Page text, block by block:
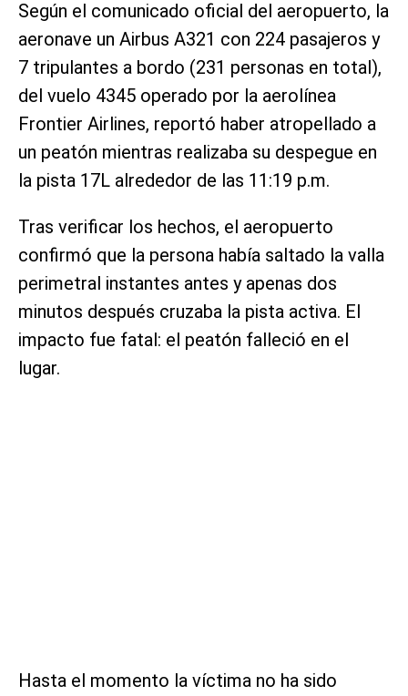
Según el comunicado oficial del aeropuerto, la
aeronave un Airbus A321 con 224 pasajeros y
7 tripulantes a bordo (231 personas en total),
del vuelo 4345 operado por la aerolínea
Frontier Airlines, reportó haber atropellado a
un peatón mientras realizaba su despegue en
la pista 17L alrededor de las 11:19 p.m.
Tras verificar los hechos, el aeropuerto
confirmó que la persona había saltado la valla
perimetral instantes antes y apenas dos
minutos después cruzaba la pista activa. El
impacto fue fatal: el peatón falleció en el
lugar.
Hasta el momento la víctima no ha sido